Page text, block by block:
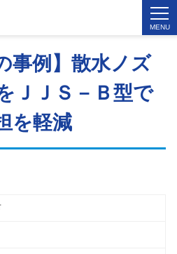
MENU
事例】散水ノズ
ＪＪＳ－Ｂ型で
を軽減